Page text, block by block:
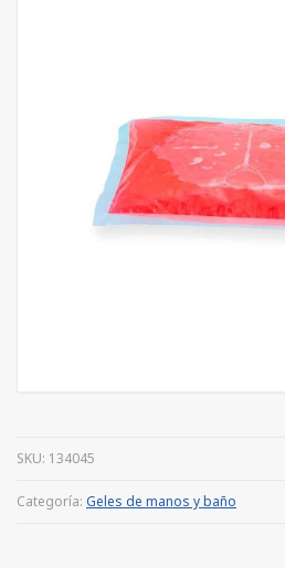
SKU: 134045
Categoría: Geles de manos y baño